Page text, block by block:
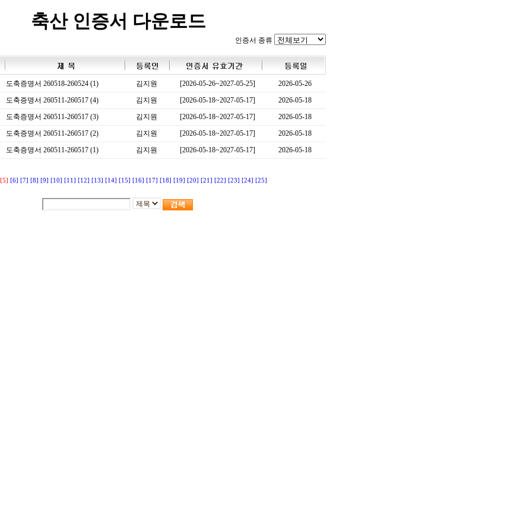
축산 인증서 다운로드
인증서 종류
도축증명서 260518-260524 (1) 김지원 [2026-05-26~2027-05-25]
2026-05-26
도축증명서 260511-260517 (4) 김지원 [2026-05-18~2027-05-17]
2026-05-18
도축증명서 260511-260517 (3) 김지원 [2026-05-18~2027-05-17]
2026-05-18
도축증명서 260511-260517 (2) 김지원 [2026-05-18~2027-05-17]
2026-05-18
도축증명서 260511-260517 (1) 김지원 [2026-05-18~2027-05-17] 2026-05-18
[5] [6] [7] [8] [9] [10] [11] [12] [13] [14] [15] [16] [17] [18] [19] [20] [21] [22] [23] [24] [25]